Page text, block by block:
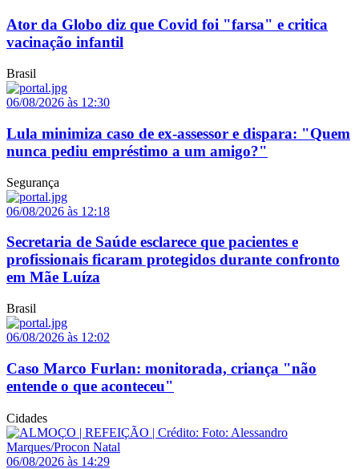
Ator da Globo diz que Covid foi "farsa" e critica
vacinação infantil
Brasil
06/08/2026 às 12:30
Lula minimiza caso de ex-assessor e dispara: "Quem
nunca pediu empréstimo a um amigo?"
Segurança
06/08/2026 às 12:18
Secretaria de Saúde esclarece que pacientes e
profissionais ficaram protegidos durante confronto
em Mãe Luíza
Brasil
06/08/2026 às 12:02
Caso Marco Furlan: monitorada, criança "não
entende o que aconteceu"
Cidades
06/08/2026 às 14:29